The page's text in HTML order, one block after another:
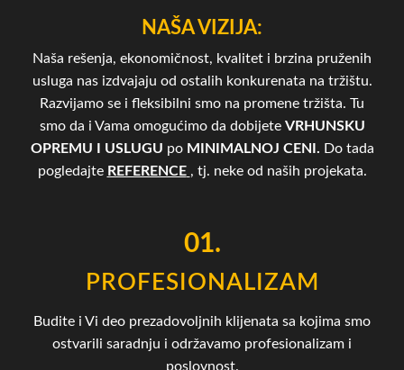
NAŠA VIZIJA:
Naša rešenja, ekonomičnost, kvalitet i brzina pruženih
usluga nas izdvajaju od ostalih konkurenata na tržištu.
Razvijamo se i fleksibilni smo na promene tržišta. Tu
smo da i Vama omogućimo da dobijete VRHUNSKU
OPREMU I USLUGU po MINIMALNOJ CENI. Do tada
pogledajte REFERENCE , tj. neke od naših projekata.
01.
PROFESIONALIZAM
Budite i Vi deo prezadovoljnih klijenata sa kojima smo
ostvarili saradnju i održavamo profesionalizam i
poslovnost.